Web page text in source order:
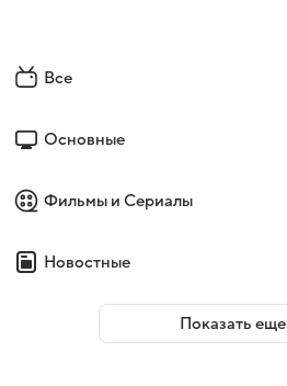
Все
Основные
Фильмы и Сериалы
Новостные
Показать еще